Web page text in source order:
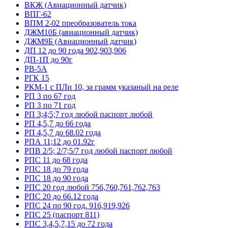
ВКЖ (Авиационный датчик)
ВПГ-62
ВПМ 2-02 преобразователь тока
ДЖМ10Б (авиационный датчик)
ДЖМ9Б (Авиационный датчик)
ДП 12 до 90 года 902,903,906
ДП-1П до 90г
РВ-5А
РГК 15
РКМ-1 с ПЛи 10, за грамм указаный на реле
РП 3 по 67 год
РП 3 по 71 год
РП 3;4;5;7 год любой паспорт любой
РП 4,5,7 до 66 года
РП 4,5,7 до 68.02 года
РПА 11;12 до 01.92г
РПВ 2/5; 2/7;5/7 год любой паспорт любой
РПС 11 до 68 года
РПС 18 до 79 года
РПС 18 до 90 года
РПС 20 год любой 756,760,761,762,763
РПС 20 до 66.12 года
РПС 24 по 90 год. 916,919,926
РПС 25 (паспорт 811)
РПС 3,4,5,7,15 до 72 года